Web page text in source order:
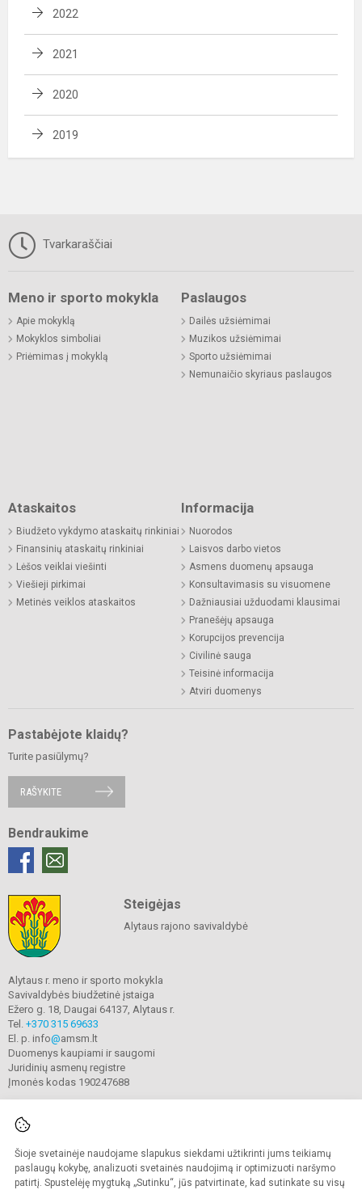
Šioje svetainėje naudojame slapukus siekdami užtikrinti jums teikiamų
paslaugų kokybę, analizuoti svetainės naudojimą ir optimizuoti naršymo
patirtį. Spustelėję mygtuką „Sutinku“, jūs patvirtinate, kad sutinkate su visų
2022
2021
2020
2019
Tvarkaraščiai
Meno ir sporto mokykla
Apie mokyklą
Mokyklos simboliai
Priėmimas į mokyklą
Paslaugos
Dailės užsiėmimai
Muzikos užsiėmimai
Sporto užsiėmimai
Nemunaičio skyriaus paslaugos
Ataskaitos
Biudžeto vykdymo ataskaitų rinkiniai
Finansinių ataskaitų rinkiniai
Lėšos veiklai viešinti
Viešieji pirkimai
Metinės veiklos ataskaitos
Informacija
Nuorodos
Laisvos darbo vietos
Asmens duomenų apsauga
Konsultavimasis su visuomene
Dažniausiai užduodami klausimai
Pranešėjų apsauga
Korupcijos prevencija
Civilinė sauga
Teisinė informacija
Atviri duomenys
Pastabėjote klaidų?
Turite pasiūlymų?
RAŠYKITE
Bendraukime
Steigėjas
Alytaus rajono savivaldybė
Alytaus r. meno ir sporto mokykla
Savivaldybės biudžetinė įstaiga
Ežero g. 18, Daugai 64137, Alytaus r.
Tel. +370 315 69633
El. p. info@amsm.lt
Duomenys kaupiami ir saugomi
Juridinių asmenų registre
Įmonės kodas 190247688
© 2020. Alytaus r. meno ir sporto mokykla. Visos teisės saugomos.
Kopijuoti turinį be raštiško mokyklos sutikimo griežtai draudžiama.